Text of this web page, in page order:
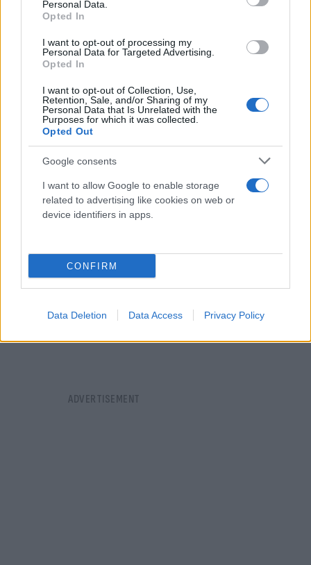
Personal Data.
Opted In
I want to opt-out of processing my
Personal Data for Targeted Advertising.
Opted In
I want to opt-out of Collection, Use,
Retention, Sale, and/or Sharing of my
Personal Data that Is Unrelated with the
Purposes for which it was collected.
Opted Out
Google consents
I want to allow Google to enable storage
related to advertising like cookies on web or
device identifiers in apps.
CONFIRM
Data Deletion Data Access Privacy Policy
«Νονός της AI» προειδοποιεί: Σε λίγο δεν θα
μπορούμε να «ξεπεράσουμε» νοητικά την
Τεχνητή Νοημοσύνη
08.08.2026 ΧΡΙΣΤΌΔΟΥΛΟΣ ΣΚΟΎΝΤΑΣ